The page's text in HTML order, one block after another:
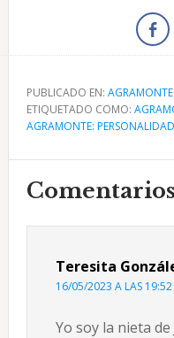
PUBLICADO EN:
ETIQUETADO COMO:
AGRAMONTE:
con
lectores
Comentarios
Teresita
16/05/2023 A LAS 19:52
Yo soy la nieta